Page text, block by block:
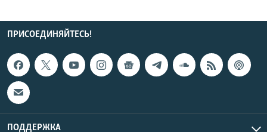
ПРИСОЕДИНЯЙТЕСЬ!
ПОДДЕРЖКА